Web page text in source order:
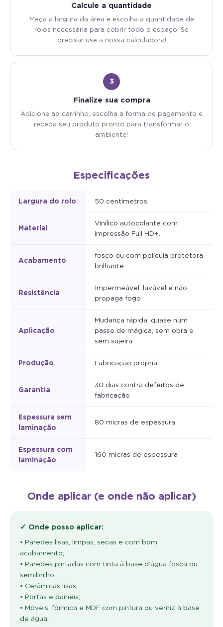
Calcule a quantidade
Meça a largura da área e escolha a quantidade de
rolos necessária para cobrir todo o espaço. Se
precisar use a nossa calculadora!
3
Finalize sua compra
Adicione ao carrinho, escolha a forma de pagamento e
receba seu produto pronto para transformar o
ambiente!
Especificações
Largura do rolo 50 centímetros
Material
Vinílico autocolante com
impressão Full HD+.
Acabamento
fosco ou com película protetora
brilhante.
Resistência
Impermeável, lavável e não
propaga fogo
Aplicação
Mudança rápida, quase num
passe de mágica, sem obra e
sem sujeira.
Produção Fabricação própria
Garantia
30 dias contra defeitos de
fabricação
Espessura sem
laminação
80 micras de espessura
Espessura com
laminação
160 micras de espessura
Onde aplicar (e onde não aplicar)
✓ Onde posso aplicar:
• Paredes lisas, limpas, secas e com bom
acabamento;
• Paredes pintadas com tinta à base d’água fosca ou
semibrilho;
• Cerâmicas lisas;
• Portas e painéis;
• Móveis, fórmica e MDF com pintura ou verniz à base
de água;